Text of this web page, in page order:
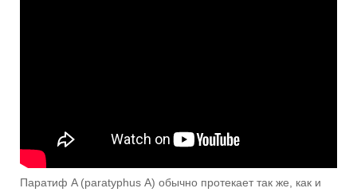
Паратиф A (paratyphus А) обычно протекает так же, как и